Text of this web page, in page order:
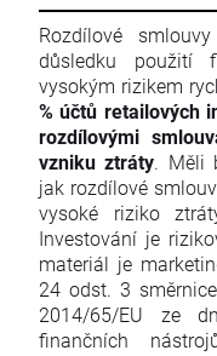
Rozdílové
důsledku použití
vysokým rizikem
% účtů retailových
rozdílovými
vzniku ztráty. Měli
jak rozdílové
vysoké riziko
Investování je
materiál je
24 odst. 3
2014/65/EU ze
finančních